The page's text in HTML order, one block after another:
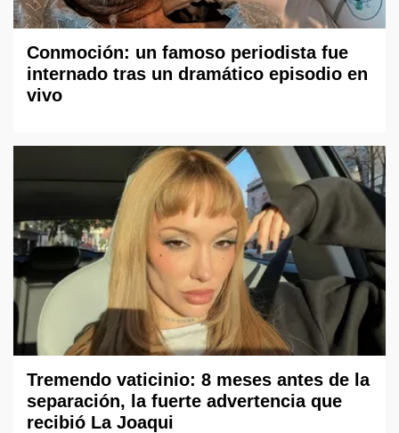
Conmoción: un famoso periodista fue
internado tras un dramático episodio en
vivo
Tremendo vaticinio: 8 meses antes de la
separación, la fuerte advertencia que
recibió La Joaqui